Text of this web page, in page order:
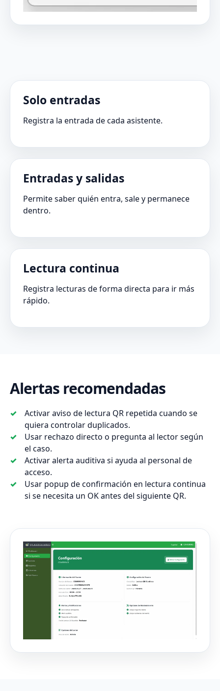
Solo entradas
Registra la entrada de cada asistente.
Entradas y salidas
Permite saber quién entra, sale y permanece
dentro.
Lectura continua
Registra lecturas de forma directa para ir más
rápido.
Alertas recomendadas
Activar aviso de lectura QR repetida cuando se
quiera controlar duplicados.
Usar rechazo directo o pregunta al lector según
el caso.
Activar alerta auditiva si ayuda al personal de
acceso.
Usar popup de confirmación en lectura continua
si se necesita un OK antes del siguiente QR.